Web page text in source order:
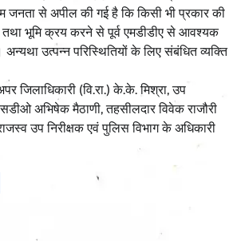
जनता से अपील की गई है कि किसी भी प्रकार की
भूमि क्रय करने से पूर्व एमडीडीए से आवश्यक
उत्पन्न परिस्थितियों के लिए संबंधित व्यक्ति
जिलाधिकारी (वि.रा.) के.के. मिश्रा, उप
अभिषेक मैठाणी, तहसीलदार विवेक राजौरी
उप निरीक्षक एवं पुलिस विभाग के अधिकारी